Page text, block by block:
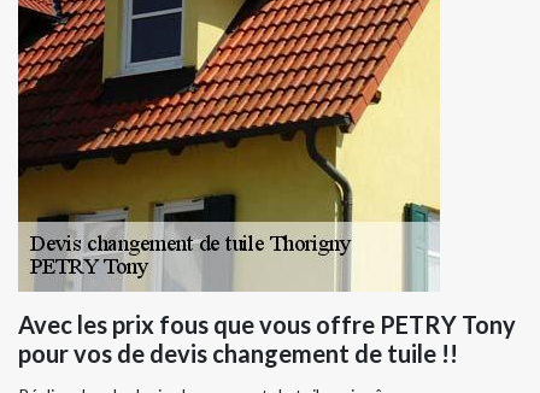
Avec les prix fous que vous offre PETRY Tony
pour vos de devis changement de tuile !!